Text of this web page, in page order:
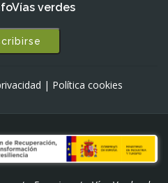
verdes
| Política cookies